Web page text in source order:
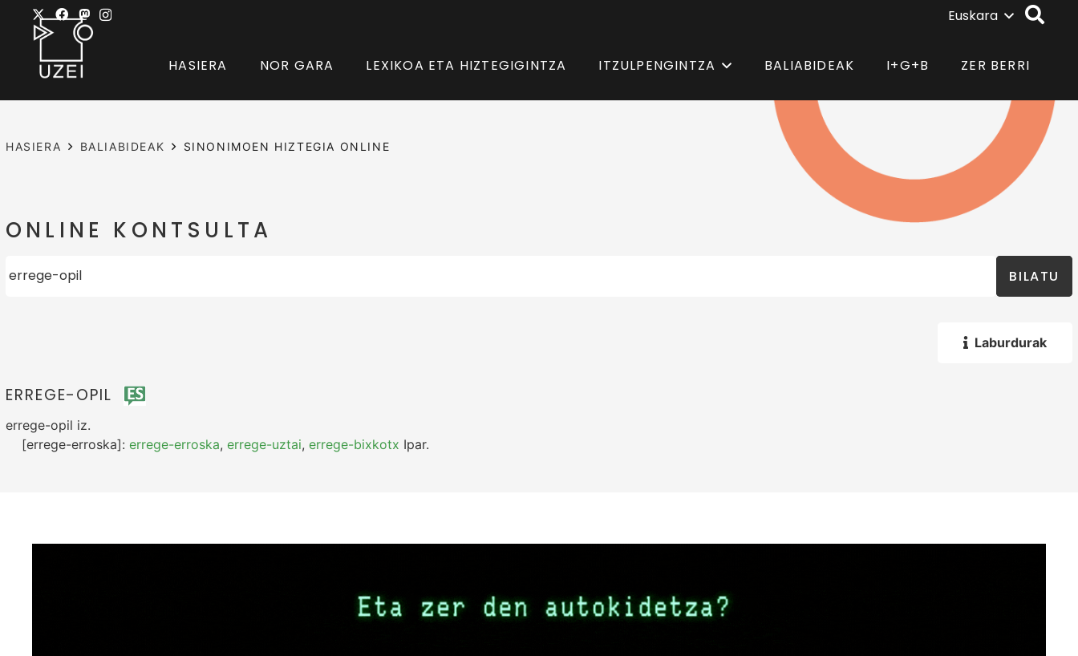
Euskara
HASIERA NOR GARA LEXIKOA ETA HIZTEGIGINTZA ITZULPENGINTZA BALIABIDEAK I+G+B ZER BERRI
HASIERA BALIABIDEAK SINONIMOEN HIZTEGIA ONLINE
ONLINE KONTSULTA
BILATU
Laburdurak
ERREGE-OPIL
errege-opil iz.
[errege-erroska]: errege-erroska, errege-uztai, errege-bixkotx Ipar.